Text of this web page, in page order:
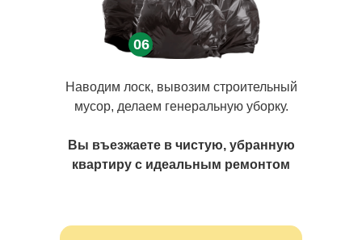
Наводим лоск, вывозим строительный
мусор, делаем генеральную уборку.
Вы въезжаете в чистую, убранную
квартиру с идеальным ремонтом
06